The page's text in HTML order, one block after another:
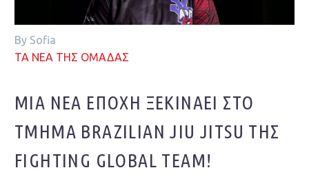
By Sofia
ΤΑ ΝΕΑ ΤΗΣ ΟΜΑΔΑΣ
ΜΙΑ ΝΈΑ ΕΠΟΧΉ ΞΕΚΙΝΆΕΙ ΣΤΟ
ΤΜΉΜΑ BRAZILIAN JIU JITSU ΤΗΣ
FIGHTING GLOBAL TEAM!